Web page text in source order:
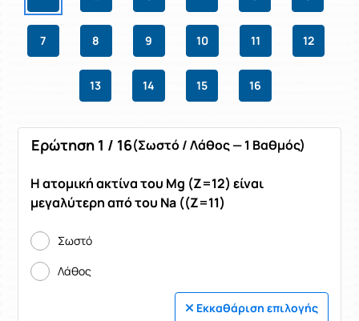
Ερώτηση 1 / 16(Σωστό / Λάθος — 1 Βαθμός)
Η ατομική ακτίνα του Mg (Ζ=12) είναι
μεγαλύτερη από του Na ((Ζ=11)
Σωστό
Λάθος
Εκκαθάριση επιλογής